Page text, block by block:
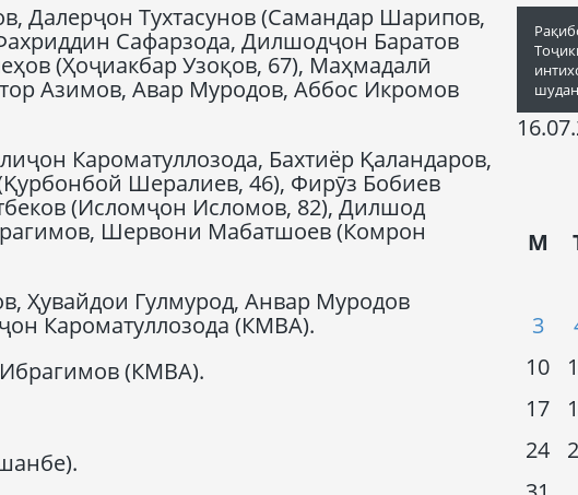
Далерҷон Тухтасунов (Самандар Шарипов,
Сафарзода, Дилшодҷон Баратов
(Ҳоҷиакбар Узоқов, 67), Маҳмадалӣ
Азимов, Авар Муродов, Аббос Икромов
Кароматуллозода, Бахтиёр Қаландаров,
Шералиев, 46), Фирӯз Бобиев
(Исломҷон Исломов, 82), Дилшод
Шервони Мабатшоев (Комрон
Ҳувайдои Гулмурод, Анвар Муродов
Кароматуллозода (КМВА).
(КМВА).
M
3
10
17
24